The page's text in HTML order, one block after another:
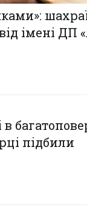
імені ДП
підбили